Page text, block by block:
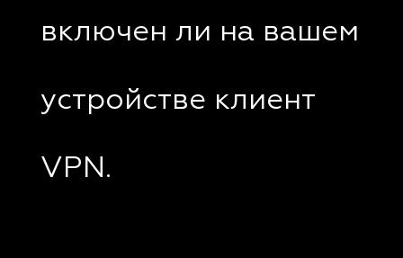
включен ли на вашем
устройстве клиент
VPN.